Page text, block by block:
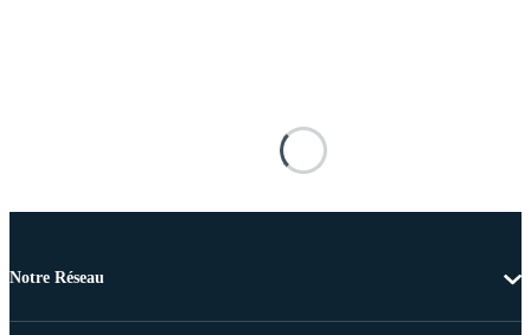
Notre Réseau